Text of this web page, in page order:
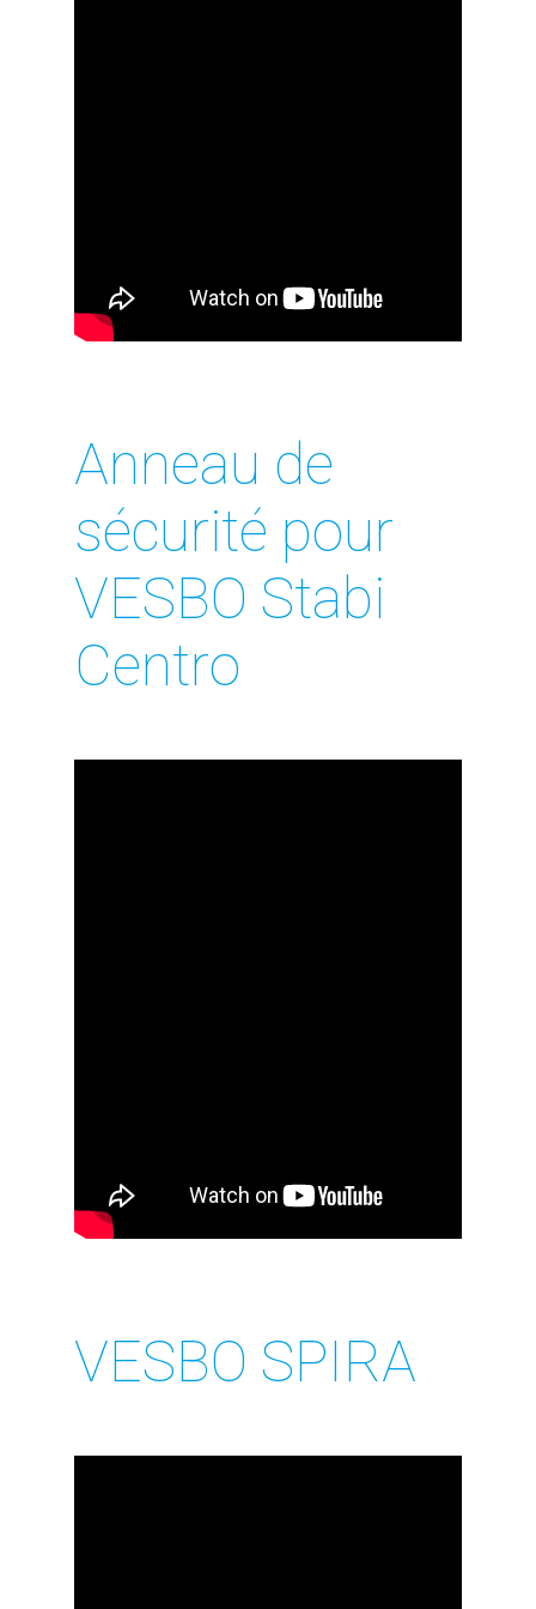
Anneau de
sécurité pour
VESBO Stabi
Centro
VESBO SPIRA